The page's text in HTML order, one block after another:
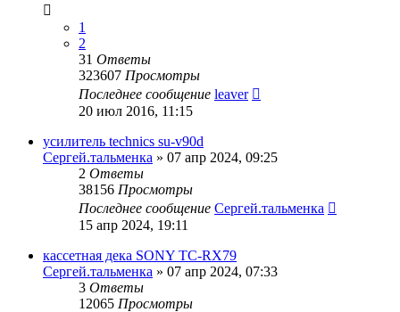
1
2
31 Ответы
323607 Просмотры
Последнее сообщение leaver
20 июл 2016, 11:15
усилитель technics su-v90d
Сергей.тальменка » 07 апр 2024, 09:25
2 Ответы
38156 Просмотры
Последнее сообщение Сергей.тальменка
15 апр 2024, 19:11
кассетная дека SONY TC-RX79
Сергей.тальменка » 07 апр 2024, 07:33
3 Ответы
12065 Просмотры